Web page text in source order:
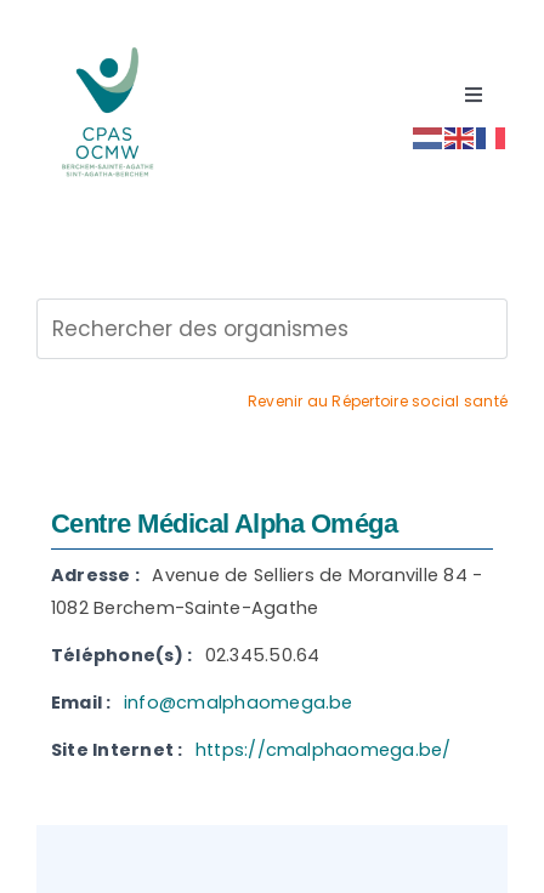
contenu
Toggle
Accueil
Actualités
Revenir au Répertoire social santé
Centre Médical Alpha Oméga
Adresse : Avenue de Selliers de Moranville 84 -
1082 Berchem-Sainte-Agathe
Téléphone(s) : 02.345.50.64
Email : info@cmalphaomega.be
Site Internet : https://cmalphaomega.be/